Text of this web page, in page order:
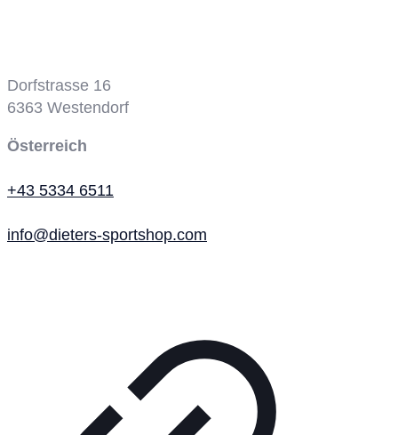
Dorfstrasse 16
6363 Westendorf
Österreich
+43 5334 6511
info@dieters-sportshop.com